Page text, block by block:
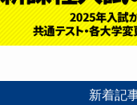
新着記